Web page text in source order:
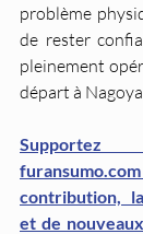
problème
de rester
pleinement
départ à Nagoya.
contribution,
et de